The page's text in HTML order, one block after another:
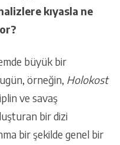
kıyasla ne
büyük bir
örneğin, Holokost
ve savaş
bir dizi
bir şekilde genel bir